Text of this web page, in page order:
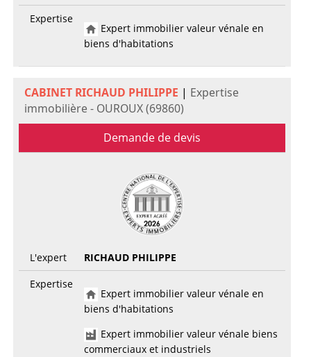
Expertise
Expert immobilier valeur vénale en
biens d'habitations
CABINET RICHAUD PHILIPPE | Expertise
immobilière - OUROUX (69860)
Demande de devis
L'expert
RICHAUD PHILIPPE
Expertise
Expert immobilier valeur vénale en
biens d'habitations
Expert immobilier valeur vénale biens
commerciaux et industriels